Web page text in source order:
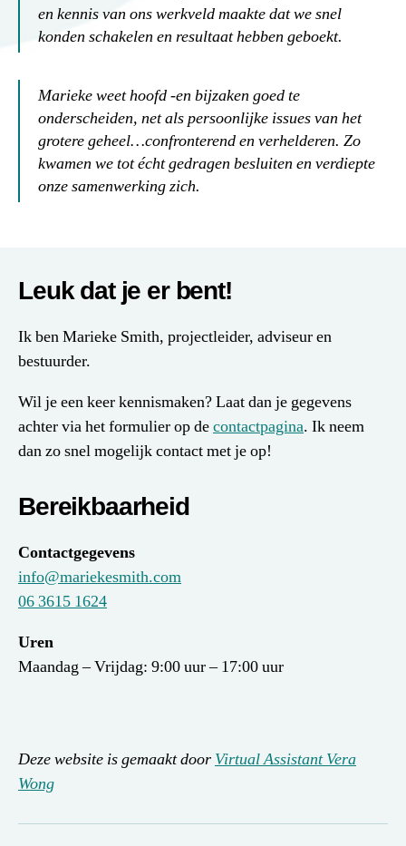
en kennis van ons werkveld maakte dat we snel
konden schakelen en resultaat hebben geboekt.
Marieke weet hoofd -en bijzaken goed te
onderscheiden, net als persoonlijke issues van het
grotere geheel…confronterend en verhelderen. Zo
kwamen we tot écht gedragen besluiten en verdiepte
onze samenwerking zich.
Leuk dat je er bent!
Ik ben Marieke Smith, projectleider, adviseur en
bestuurder.
Wil je een keer kennismaken? Laat dan je gegevens
achter via het formulier op decontactpagina. Ik neem
dan zo snel mogelijk contact met je op!
Bereikbaarheid
Contactgegevens
info@mariekesmith.com
06 3615 1624
Uren
Maandag – Vrijdag: 9:00 uur – 17:00 uur
Deze website is gemaakt door Virtual Assistant Vera
Wong